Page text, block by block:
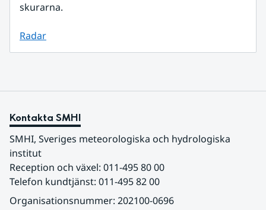
skurarna.
Radar
Kontakta SMHI
SMHI, Sveriges meteorologiska och hydrologiska
institut
Reception och växel: 011-495 80 00
Telefon kundtjänst: 011-495 82 00
Organisationsnummer: 202100-0696